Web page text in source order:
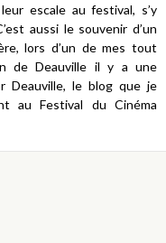
escale au festival, s’y
aussi le souvenir d’un
lors d’un de mes tout
de Deauville il y a une
Deauville, le blog que je
au Festival du Cinéma